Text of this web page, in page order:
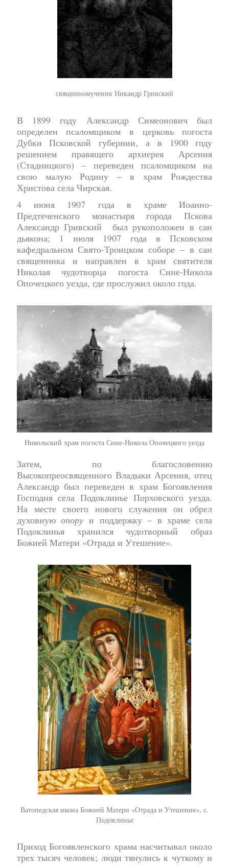
священномученик Никандр Гривский
В 1899 году Александр Симеонович был
определен псаломщиком в церковь погоста
Дубки Псковской губернии, а в 1900 году
решением правящего архиерея Арсения
(Стадницкого) – переведен псаломщиком на
свою малую Родину – в храм Рождества
Христова села Чирская.
4 июня 1907 года в храме Иоанно-
Предтеченского монастыря города Пскова
Александр Гривский был рукоположен в сан
дьякона; 1 июля 1907 года в Псковском
кафедральном Свято-Троицком соборе – в сан
священника и направлен в храм святителя
Николая чудотворца погоста Сине-Никола
Опочецкого уезда, где прослужил около года.
Никольский храм погоста Сине-Никола Опочецкого уезда
Затем, по благословению
Высокопреосвященного Владыки Арсения, отец
Александр был переведен в храм Богоявления
Господня села Подоклинье Порховского уезда.
На месте своего нового служения он обрел
духовную опору и поддержку – в храме села
Подоклинья хранился чудотворный образ
Божией Матери «Отрада и Утешение».
Ватопедская икона Божией Матери «Отрада и Утешение», с.
Подоклинье
Приход Богоявленского храма насчитывал около
трех тысяч человек; люди тянулись к чуткому и